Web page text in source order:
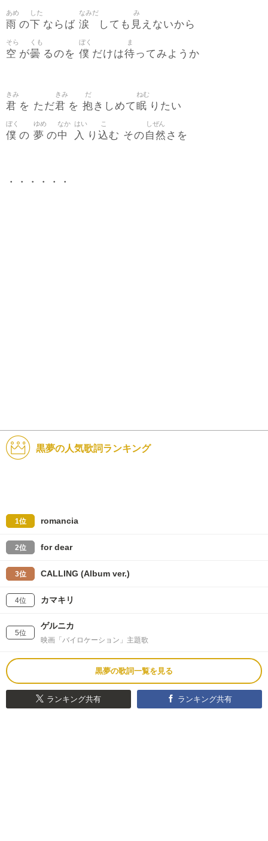
雨
あめ
の下
した
ならば 涙
なみだ
しても 見
み
えないから
空
そら
が曇
くも
るのを 僕
ぼく
だけは待
ま
ってみようか
君
きみ
を ただ君
きみ
を 抱
だ
きしめて眠
ねむ
りたい
僕
ぼく
の 夢
ゆめ
の中
なか
入
はい
り 込
こ
む その自然
しぜん
さを
・・・・・・
黒夢の人気歌詞ランキング
1位 romancia
2位 for dear
3位 CALLING (Album ver.)
4位 カマキリ
5位
ゲルニカ
映画「バイロケーション」主題歌
黒夢の歌詞一覧を見る
ランキング共有 ランキング共有